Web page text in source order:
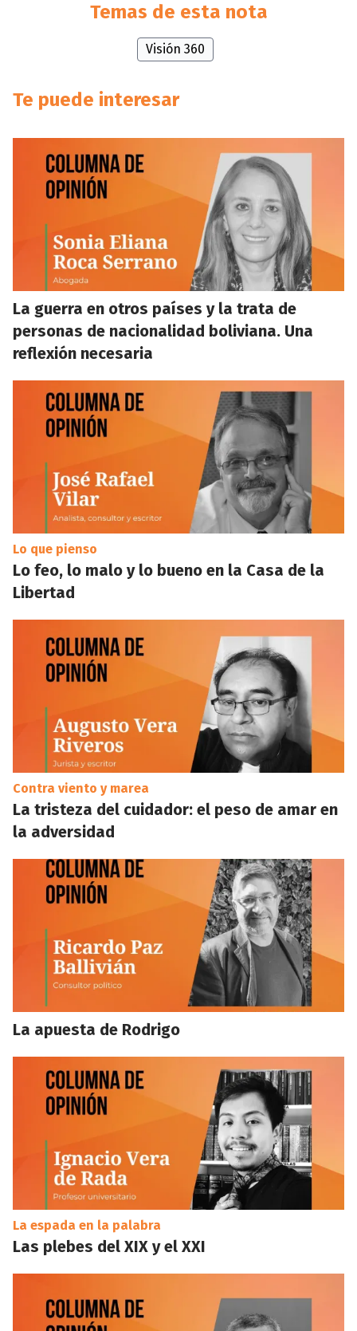
Temas de esta nota
Visión 360
Te puede interesar
La guerra en otros países y la trata de
personas de nacionalidad boliviana. Una
reflexión necesaria
Lo que pienso
Lo feo, lo malo y lo bueno en la Casa de la
Libertad
Contra viento y marea
La tristeza del cuidador: el peso de amar en
la adversidad
La apuesta de Rodrigo
La espada en la palabra
Las plebes del XIX y el XXI